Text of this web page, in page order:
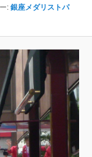
:銀座メダリストパ